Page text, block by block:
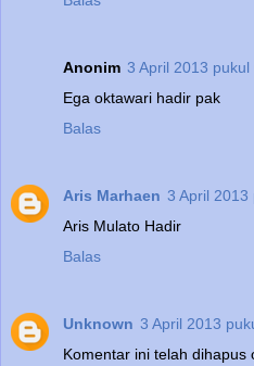
Anonim 3 April 2013 pukul
Ega oktawari hadir pak
Balas
Aris Marhaen 3 April 2013
Aris Mulato Hadir
Balas
Unknown 3 April 2013
Komentar ini telah dihapus